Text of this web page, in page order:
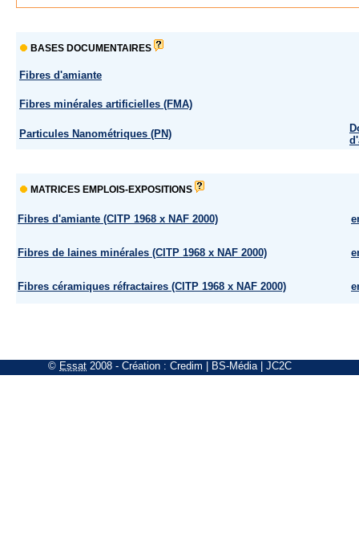
BASES DOCUMENTAIRES
Fibres d'amiante
Fibres minérales artificielles (FMA)
Particules Nanométriques (PN)
MATRICES EMPLOIS-EXPOSITIONS
Fibres d'amiante (CITP 1968 x NAF 2000)
Fibres de laines minérales (CITP 1968 x NAF 2000)
Fibres céramiques réfractaires (CITP 1968 x NAF 2000)
© Essat 2008 - Création : Credim BS-Média| JC2C